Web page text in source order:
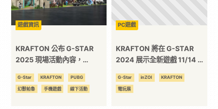
遊戲資訊
KRAFTON 公布 G-STAR
2025 現場活動內容，
放現場試玩
G-Star KRAFTON PUBG
幻獸帕魯 手機遊戲 線下活動
PC遊戲
KRAFTON 將在 G-STAR
2024 展示全新遊戲 11/14 至
G-Star inZOI KRAFTON
電玩展